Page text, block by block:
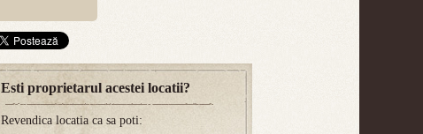
Esti proprietarul acestei locatii?
Revendica locatia ca sa poti: